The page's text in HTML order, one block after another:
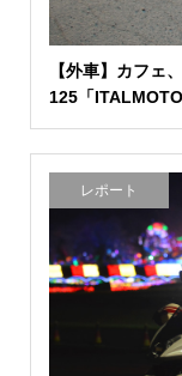
【外車】カフェ
125「
レポート